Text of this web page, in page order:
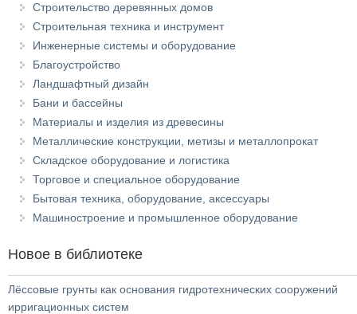
Строительство деревянных домов
Строительная техника и инструмент
Инженерные системы и оборудование
Благоустройство
Ландшафтный дизайн
Бани и бассейны
Материалы и изделия из древесины
Металлические конструкции, метизы и металлопрокат
Складское оборудование и логистика
Торговое и специальное оборудование
Бытовая техника, оборудование, аксессуары
Машиностроение и промышленное оборудование
Новое в библиотеке
Лёссовые грунты как основания гидротехнических сооружений
ирригационных систем